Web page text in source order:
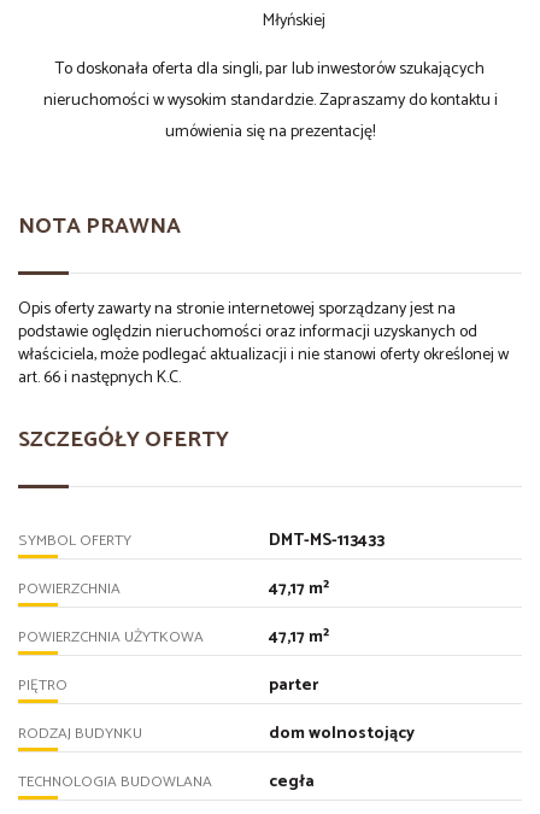
Młyńskiej
To doskonała oferta dla singli, par lub inwestorów szukających
nieruchomości w wysokim standardzie. Zapraszamy do kontaktu i
umówienia się na prezentację!
NOTA PRAWNA
Opis oferty zawarty na stronie internetowej sporządzany jest na
podstawie oględzin nieruchomości oraz informacji uzyskanych od
właściciela, może podlegać aktualizacji i nie stanowi oferty określonej w
art. 66 i następnych K.C.
SZCZEGÓŁY OFERTY
SYMBOL OFERTY DMT-MS-113433
POWIERZCHNIA 47,17 m²
POWIERZCHNIA UŻYTKOWA 47,17 m²
PIĘTRO parter
RODZAJ BUDYNKU dom wolnostojący
TECHNOLOGIA BUDOWLANA cegła